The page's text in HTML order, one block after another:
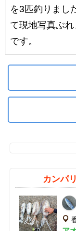
を3匹釣りまし
て現地写真ぶ
です。
カンパ